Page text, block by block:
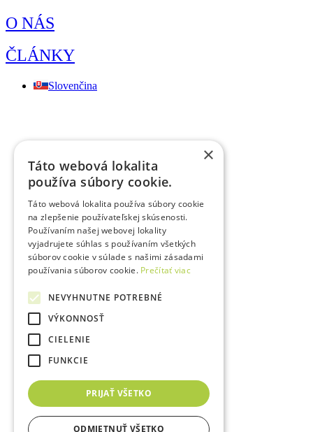
O NÁS
ČLÁNKY
Slovenčina
×
Táto webová lokalita
používa súbory cookie.
Táto webová lokalita používa súbory cookie
na zlepšenie používateľskej skúsenosti.
Používaním našej webovej lokality
vyjadrujete súhlas s používaním všetkých
súborov cookie v súlade s našimi zásadami
používania súborov cookie. Prečítať viac
NEVYHNUTNE POTREBNÉ
VÝKONNOSŤ
CIELENIE
FUNKCIE
PRIJAŤ VŠETKO
ODMIETNUŤ VŠETKO